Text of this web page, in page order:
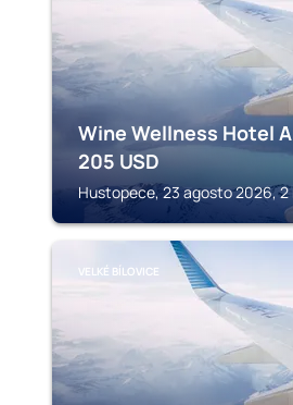
Wine Wellness Hotel
205 USD
Hustopece, 23 agosto 2026, 2
VELKÉ BÍLOVICE